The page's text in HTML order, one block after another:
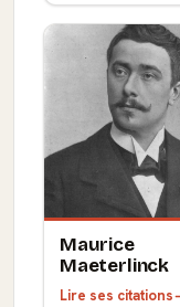
Maurice
Maeterlinck
Lire ses citations